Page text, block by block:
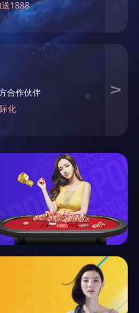
拼板/拼方机
新闻资讯
News
公司动态
行业动态
版权所有©2022华体